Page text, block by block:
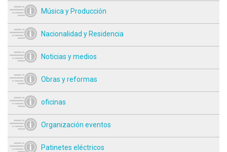
Música y Producción
Nacionalidad y Residencia
Noticias y medios
Obras y reformas
oficinas
Organización eventos
Patinetes eléctricos